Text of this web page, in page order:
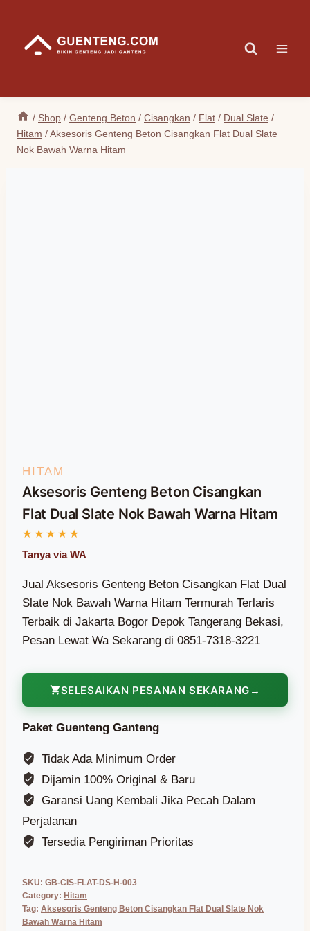
content
/ Shop / Genteng Beton / Cisangkan / Flat / Dual Slate /
Hitam /Aksesoris Genteng Beton Cisangkan Flat Dual Slate
Nok Bawah Warna Hitam
HITAM
Aksesoris Genteng Beton Cisangkan
Flat Dual Slate Nok Bawah Warna Hitam
Jual Aksesoris Genteng Beton Cisangkan Flat Dual
Slate Nok Bawah Warna Hitam Termurah Terlaris
Terbaik di Jakarta Bogor Depok Tangerang Bekasi,
Pesan Lewat Wa Sekarang di 0851-7318-3221
SELESAIKAN PESANAN SEKARANG
Paket Guenteng Ganteng
Tidak Ada Minimum Order
Dijamin 100% Original & Baru
Garansi Uang Kembali Jika Pecah Dalam
Perjalanan
Tersedia Pengiriman Prioritas
SKU: GB-CIS-FLAT-DS-H-003
Category: Hitam
Tag: Aksesoris Genteng Beton Cisangkan Flat Dual Slate Nok
Bawah Warna Hitam